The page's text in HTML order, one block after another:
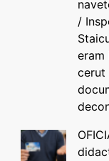
/
eram
cerut